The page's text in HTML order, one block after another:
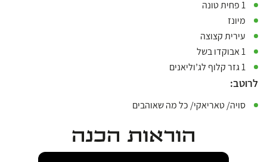
1 פחית טונה
מיונז
עירית קצוצה
1 אבוקדו בשל
1 גזר קלוף לג’וליאנים
לרוטב:
סויה/ טאריאקי/ כל מה שאוהבים
הוראות הכנה